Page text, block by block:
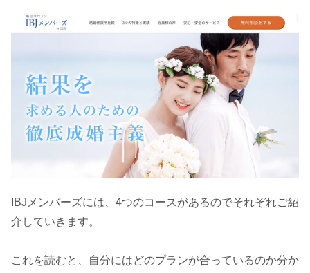
IBJメンバーズには、4つのコースがあるのでそれぞれご紹
介していきます。
これを読むと、自分にはどのプランが合っているのか分か